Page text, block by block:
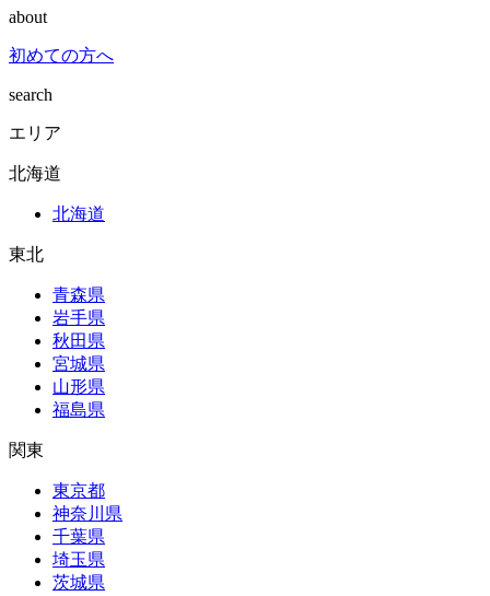
about
初めての方へ
search
エリア
北海道
北海道
東北
青森県
岩手県
秋田県
宮城県
山形県
福島県
関東
東京都
神奈川県
千葉県
埼玉県
茨城県